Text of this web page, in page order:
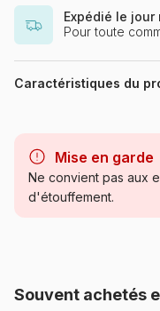
Expédié le jour
Pour toute
Caractéristiques du
Catégorie
Mise en garde
Ne convient pas aux
d'étouffement.
Souvent achetés